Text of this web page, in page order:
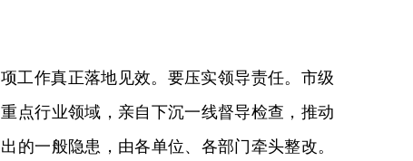
工作真正落地见效。要压实领导责任。市级
点行业领域，亲自下沉一线督导检查，推动
的一般隐患，由各单位、各部门牵头整改。